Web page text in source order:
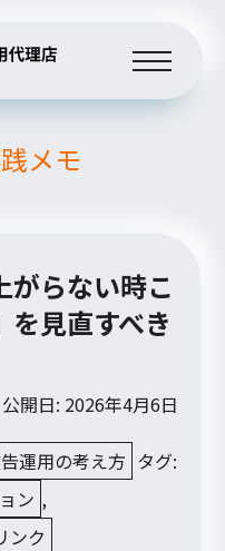
メモ
がらない時こ
を見直すべき
公開日: 2026年4月6日
運用の考え方 タグ:
ン ,
ンク